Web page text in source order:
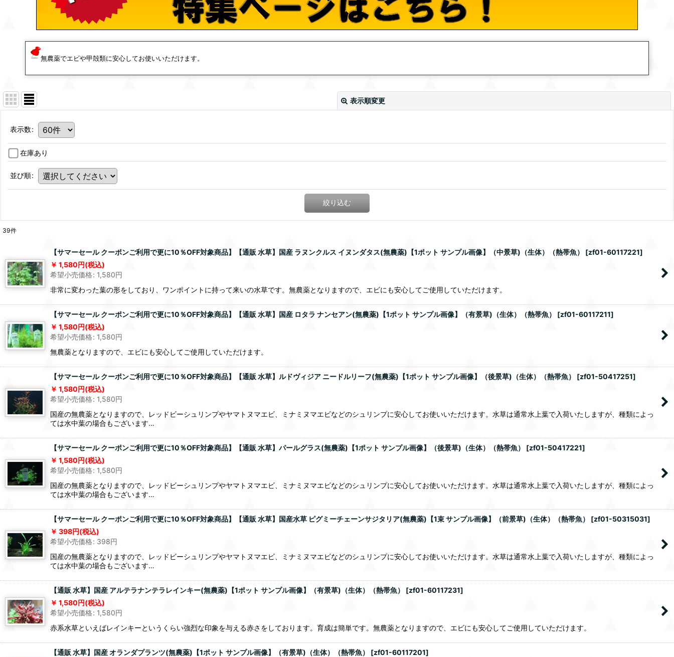
無農薬でエビや甲殻類に安心してお使いいただけます。
表示順変更
表示数:
在庫あり
並び順:
絞り込む
39件
【サマーセール クーポンご利用で更に10％OFF対象商品】【通販 水草】国産 ラヌンクルス イヌンダタス(無農薬)【1ポット サンプル画像】（中景草)（生体）（熱帯魚） [zf01-60117221]
1,580円(税込)
希望小売価格: 1,580円
非常に変わった葉の形をしており、ワンポイントに持って来いの水草です。無農薬となりますので、エビにも安心してご使用していただけます。
【サマーセール クーポンご利用で更に10％OFF対象商品】【通販 水草】国産 ロタラ ナンセアン(無農薬)【1ポット サンプル画像】（有景草)（生体）（熱帯魚） [zf01-60117211]
1,580円(税込)
希望小売価格: 1,580円
無農薬となりますので、エビにも安心してご使用していただけます。
【サマーセール クーポンご利用で更に10％OFF対象商品】【通販 水草】ルドヴィジア ニードルリーフ(無農薬)【1ポット サンプル画像】（後景草)（生体）（熱帯魚） [zf01-50417251]
1,580円(税込)
希望小売価格: 1,580円
国産の無農薬となりますので、レッドビーシュリンプやヤマトヌマエビ、ミナミヌマエビなどのシュリンプに安心してお使いいただけます。水草は通常水上葉で入荷いたしますが、種類によっ
ては水中葉の場合もございます…
【サマーセール クーポンご利用で更に10％OFF対象商品】【通販 水草】パールグラス(無農薬)【1ポット サンプル画像】（後景草)（生体）（熱帯魚） [zf01-50417221]
1,580円(税込)
希望小売価格: 1,580円
国産の無農薬となりますので、レッドビーシュリンプやヤマトヌマエビ、ミナミヌマエビなどのシュリンプに安心してお使いいただけます。水草は通常水上葉で入荷いたしますが、種類によっ
ては水中葉の場合もございます…
【サマーセール クーポンご利用で更に10％OFF対象商品】【通販 水草】国産水草 ピグミーチェーンサジタリア(無農薬)【1束 サンプル画像】（前景草)（生体）（熱帯魚） [zf01-50315031]
398円(税込)
希望小売価格: 398円
国産の無農薬となりますので、レッドビーシュリンプやヤマトヌマエビ、ミナミヌマエビなどのシュリンプに安心してお使いいただけます。水草は通常水上葉で入荷いたしますが、種類によっ
ては水中葉の場合もございます…
【通販 水草】国産 アルテラナンテラレインキー(無農薬)【1ポット サンプル画像】（有景草)（生体）（熱帯魚） [zf01-60117231]
1,580円(税込)
希望小売価格: 1,580円
赤系水草といえばレインキーというくらい強烈な印象を与える赤さをしております。育成は簡単です。無農薬となりますので、エビにも安心してご使用していただけます。
【通販 水草】国産 オランダプランツ(無農薬)【1ポット サンプル画像】（有景草)（生体）（熱帯魚） [zf01-60117201]